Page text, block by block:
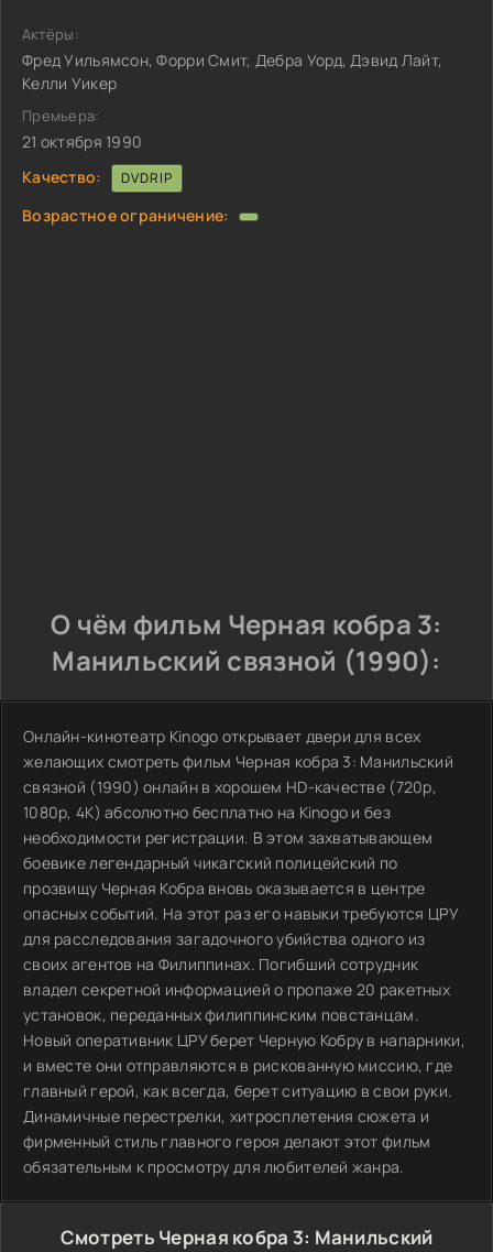
Актёры:
Фред Уильямсон, Форри Смит, Дебра Уорд, Дэвид Лайт,
Келли Уикер
Премьера:
21 октября 1990
Качество:
DVDRIP
Возрастное ограничение:
О чём фильм Черная кобра 3:
Манильский связной (1990):
Онлайн-кинотеатр Kinogo открывает двери для всех
желающих смотреть фильм Черная кобра 3: Манильский
связной (1990) онлайн в хорошем HD-качестве (720p,
1080p, 4K) абсолютно бесплатно на Kinogo и без
необходимости регистрации. В этом захватывающем
боевике легендарный чикагский полицейский по
прозвищу Черная Кобра вновь оказывается в центре
опасных событий. На этот раз его навыки требуются ЦРУ
для расследования загадочного убийства одного из
своих агентов на Филиппинах. Погибший сотрудник
владел секретной информацией о пропаже 20 ракетных
установок, переданных филиппинским повстанцам.
Новый оперативник ЦРУ берет Черную Кобру в напарники,
и вместе они отправляются в рискованную миссию, где
главный герой, как всегда, берет ситуацию в свои руки.
Динамичные перестрелки, хитросплетения сюжета и
фирменный стиль главного героя делают этот фильм
обязательным к просмотру для любителей жанра.
Смотреть Черная кобра 3: Манильский